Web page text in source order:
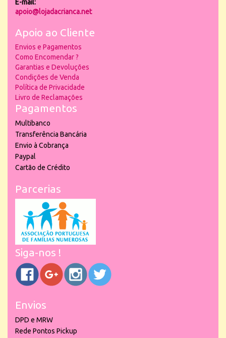
E-mail:
apoio@lojadacrianca.net
Apoio ao Cliente
Envios e Pagamentos
Como Encomendar ?
Garantias e Devoluções
Condições de Venda
Política de Privacidade
Livro de Reclamações
Pagamentos
Multibanco
Transferência Bancária
Envio à Cobrança
Paypal
Cartão de Crédito
Parcerias
Siga-nos !
Envios
DPD e MRW
Rede Pontos Pickup